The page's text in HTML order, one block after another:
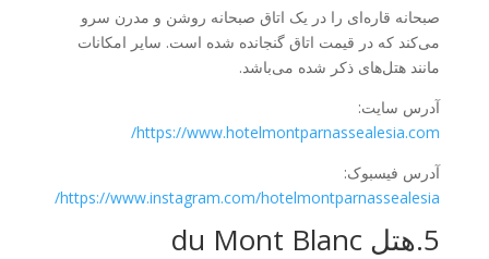
صبحانه قاره‌ای را در یک اتاق صبحانه روشن و مدرن سرو
می‌کند که در قیمت اتاق گنجانده شده است. سایر امکانات
مانند هتل‌های ذکر شده می‌باشد.
آدرس سایت:
https://www.hotelmontparnassealesia.com/
آدرس فیسبوک:
https://www.instagram.com/hotelmontparnassealesia/
5.هتل du Mont Blanc